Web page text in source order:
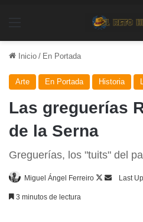
Inicio / En Portada
Arte En Portada Historia
Las greguerías
de la Serna
Greguerías, los "tuits" del
Miguel Ángel Ferreiro
Follow
Send
Last
3 minutos de lectura